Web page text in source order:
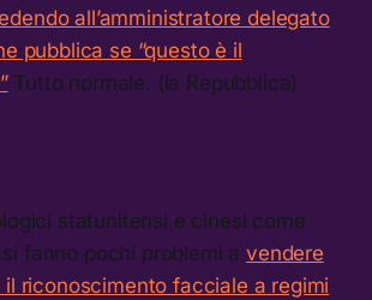
all’amministratore delegato
pubblica se “questo è il
Tutto normale. (la Repubblica)
statunitensi e cinesi come
si fanno pochi problemi avendere
riconoscimento facciale a regimi